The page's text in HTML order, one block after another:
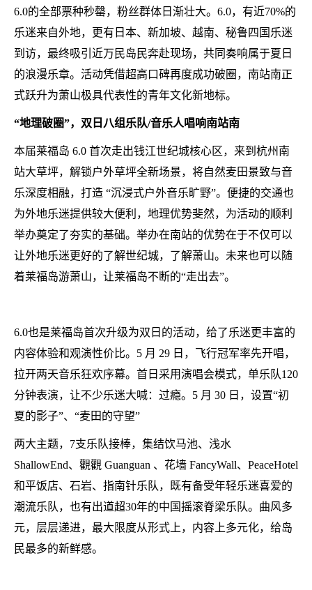
6.0的全部票种秒罄，粉丝群体日渐壮大。6.0，有近70%的
乐迷来自外地，更有日本、新加坡、越南、秘鲁四国乐迷
到访，最终吸引近万民岛民奔赴现场，共同奏响属于夏日
的浪漫乐章。活动凭借超高口碑再度成功破圈，南站南正
式跃升为萧山极具代表性的青年文化新地标。
“地理破圈”，双日八组乐队/音乐人唱响南站南
本届莱福岛 6.0 首次走出钱江世纪城核心区，来到杭州南
站大草坪，解锁户外草坪全新场景，将自然麦田景致与音
乐深度相融，打造 “沉浸式户外音乐旷野”。便捷的交通也
为外地乐迷提供较大便利，地理优势斐然，为活动的顺利
举办奠定了夯实的基础。举办在南站的优势在于不仅可以
让外地乐迷更好的了解世纪城，了解萧山。未来也可以随
着莱福岛游萧山，让莱福岛不断的“走出去”。
6.0也是莱福岛首次升级为双日的活动，给了乐迷更丰富的
内容体验和观演性价比。5 月 29 日，飞行冠军率先开唱，
拉开两天音乐狂欢序幕。首日采用演唱会模式，单乐队120
分钟表演，让不少乐迷大喊：过瘾。5 月 30 日，设置“初
夏的影子”、“麦田的守望”
两大主题，7支乐队接棒，集结饮马池、浅水
ShallowEnd、觀觀 Guanguan 、花墙 FancyWall、PeaceHotel
和平饭店、石岩、指南针乐队，既有备受年轻乐迷喜爱的
潮流乐队，也有出道超30年的中国摇滚脊梁乐队。曲风多
元，层层递进，最大限度从形式上，内容上多元化，给岛
民最多的新鲜感。